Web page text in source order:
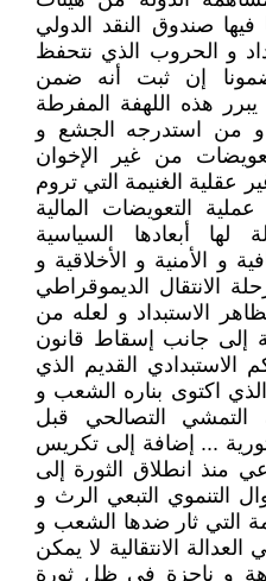
صندوق النقد الدولي
و الحروب الذي نتحفظ
إن ثبت أنه ضمن
هذه اللهفة المفرطة
و من استدرجه الجشع و
من غير الإخوان
الغنيمة التي تروم
عملية التعويضات المالية
أبعادها السياسية
و الأمنية و الأخلاقية و
الانتقال الديموقراطي
الاستبداد و لعله من
إلى جانب إسقاط قانون
الاستبدادي القديم الذي
الذي اكتوى بناره الشعب و
التصالحي قبل
... إضافة إلى تكريس
منذ انطلاق الثورة إلى
التنموي التبعي الرث و
التي ثار ضدها الشعب و
الانتقالية لا يمكن
و ناجزة في ظل ثورة